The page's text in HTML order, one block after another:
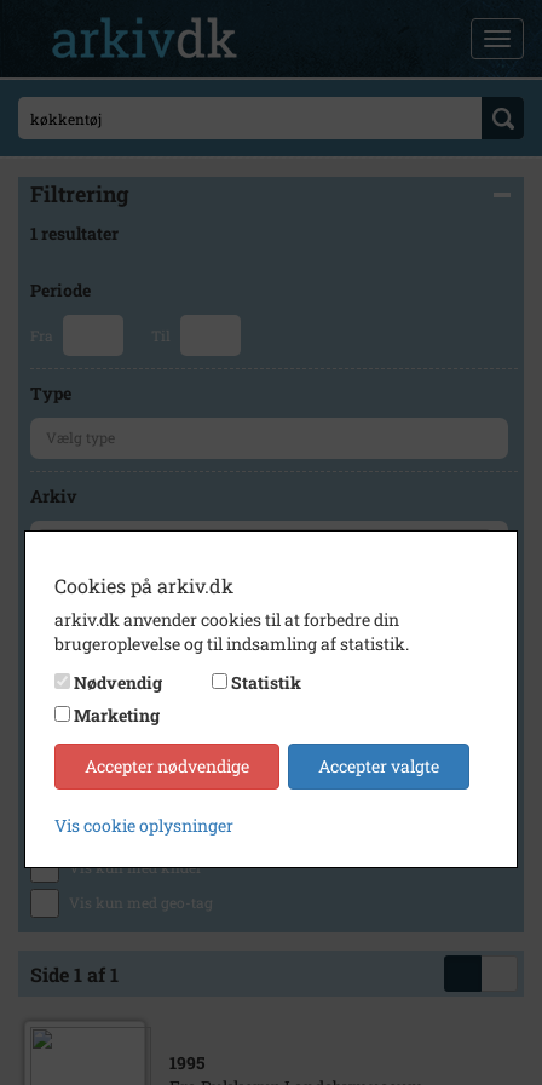
Filtrering
1 resultater
Periode
Fra Til
Type
Arkiv
Geografi
Generelt
Vis kun med billeder
Vis kun med lydklip
Vis kun med kilder
Vis kun med geo-tag
Side 1 af 1
1995
Cookies på arkiv.dk
arkiv.dk anvender cookies til at forbedre din
brugeroplevelse og til indsamling af statistik.
Nødvendig
Statistik
Marketing
Accepter nødvendige Accepter valgte
Vis cookie oplysninger